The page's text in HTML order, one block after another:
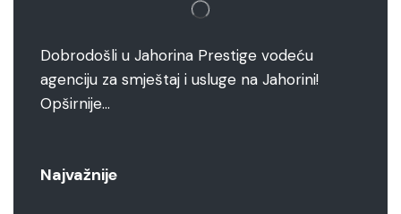
Dobrodošli u Jahorina Prestige vodeću
agenciju za smještaj i usluge na Jahorini!
Opširnije…
Najvažnije